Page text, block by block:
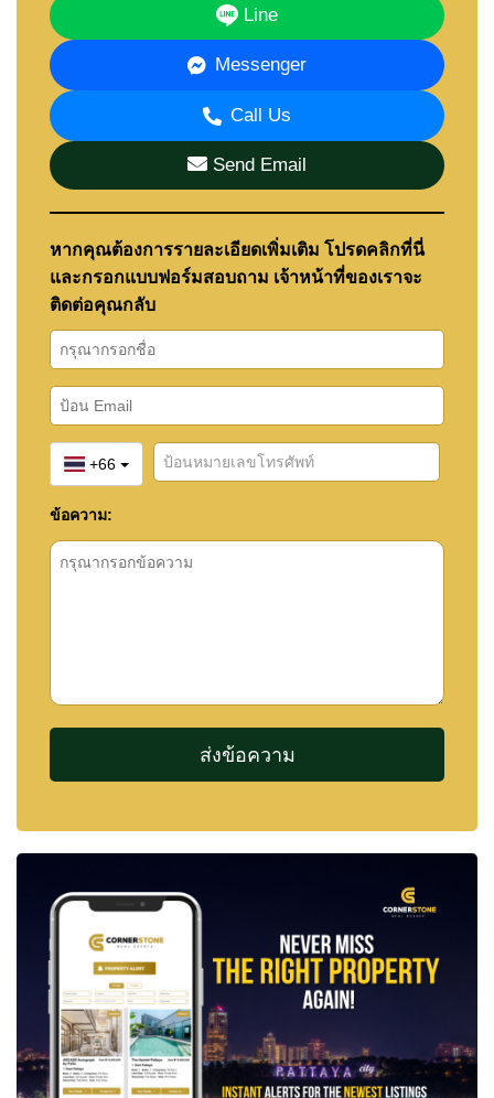
Line
Messenger
Call Us
Send Email
หากคุณต้องการรายละเอียดเพิ่มเติม โปรดคลิกที่นี่
และกรอกแบบฟอร์มสอบถาม เจ้าหน้าที่ของเราจะ
ติดต่อคุณกลับ
+66
ข้อความ: